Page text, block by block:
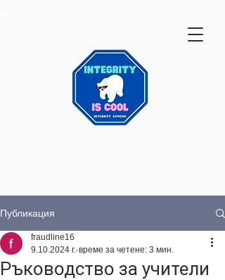
Публикация
Ръководство за учители
fraudline16
9.10.2024 г. време за четене: 3 мин.